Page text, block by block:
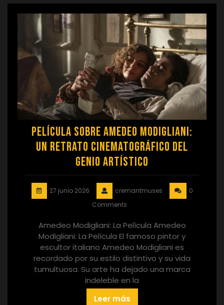
Película sobre Amedeo Modigliani:
Un Retrato Cinematográfico del
Genio Artístico
27 junio 2026 cremantmuses
0
Comments
Amedeo Modigliani: La Película Amedeo
Modigliani: La Película El famoso pintor y
escultor italiano Amedeo Modigliani es
recordado por su estilo distintivo y su vida
tumultuosa. Su arte ha dejado una marca
indeleble en la
Leer más